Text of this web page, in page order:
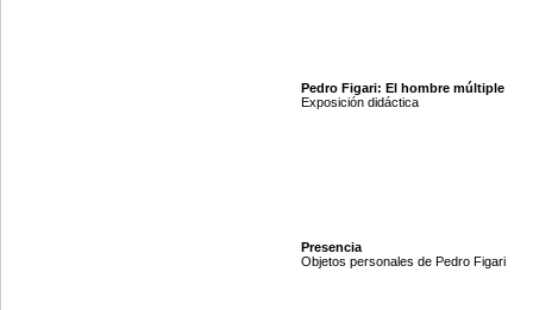
Pedro Figari: El hombre múltiple
Exposición didáctica
Presencia
Objetos personales de Pedro Figari